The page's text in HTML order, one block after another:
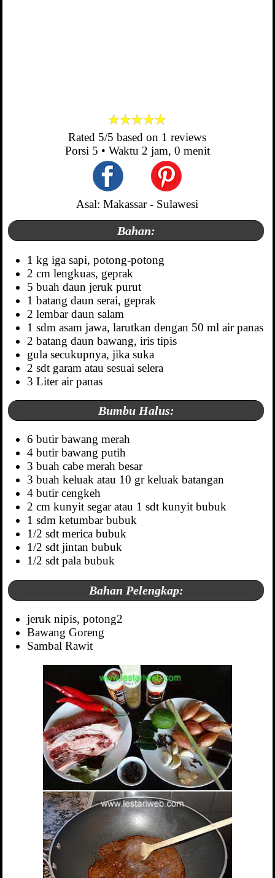
Rated 5/5 based on 1 reviews
Porsi 5 • Waktu 2 jam, 0 menit
Asal: Makassar - Sulawesi
Bahan:
1 kg iga sapi, potong-potong
2 cm lengkuas, geprak
5 buah daun jeruk purut
1 batang daun serai, geprak
2 lembar daun salam
1 sdm asam jawa, larutkan dengan 50 ml air panas
2 batang daun bawang, iris tipis
gula secukupnya, jika suka
2 sdt garam atau sesuai selera
3 Liter air panas
Bumbu Halus:
6 butir bawang merah
4 butir bawang putih
3 buah cabe merah besar
3 buah keluak atau 10 gr keluak batangan
4 butir cengkeh
2 cm kunyit segar atau 1 sdt kunyit bubuk
1 sdm ketumbar bubuk
1/2 sdt merica bubuk
1/2 sdt jintan bubuk
1/2 sdt pala bubuk
Bahan Pelengkap:
jeruk nipis, potong2
Bawang Goreng
Sambal Rawit